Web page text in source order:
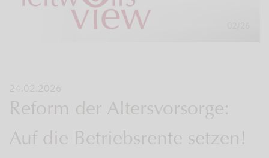
24.02.2026
Reform der Altersvorsorge:
Auf die Betriebsrente setzen!